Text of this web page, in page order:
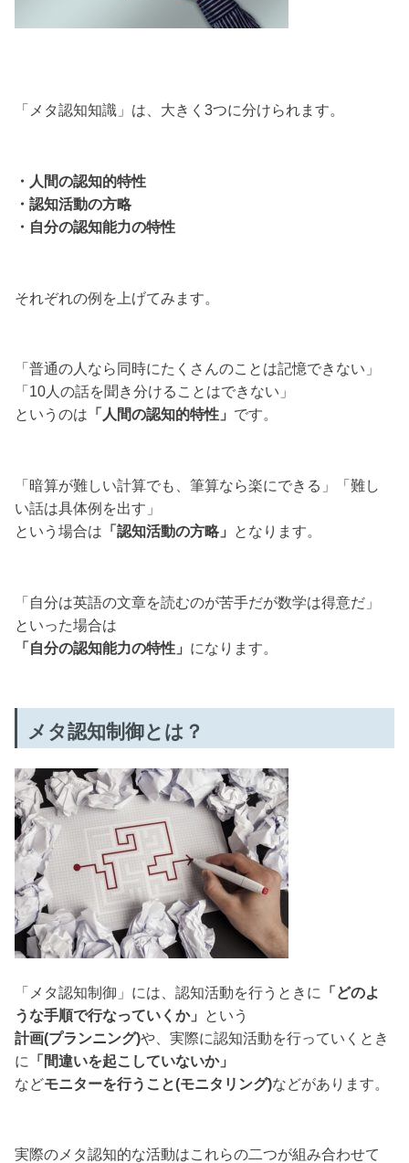
「メタ認知知識」は、大きく3つに分けられます。
・人間の認知的特性
・認知活動の方略
・自分の認知能力の特性
それぞれの例を上げてみます。
「普通の人なら同時にたくさんのことは記憶できない」
「10人の話を聞き分けることはできない」
というのは 「人間の認知的特性」 です。
「暗算が難しい計算でも、筆算なら楽にできる」「難し
い話は具体例を出す」
という場合は 「認知活動の方略」 となります。
「自分は英語の文章を読むのが苦手だが数学は得意だ」
といった場合は
「自分の認知能力の特性」 になります。
メタ認知制御とは？
「メタ認知制御」には、認知活動を行うときに
「どのよ
うな手順で行なっていくか」 という
計画(プランニング)や、実際に認知活動を行っていくとき
に
「間違いを起こしていないか」
などモニターを行うこと(モニタリング)などがあります。
実際のメタ認知的な活動はこれらの二つが組み合わせて